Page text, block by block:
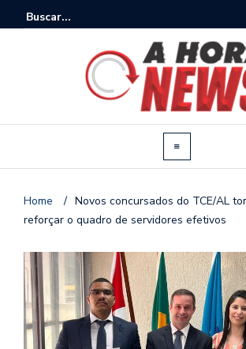
Home / Novos concursados do TCE/AL
reforçar o quadro de servidores efetivos